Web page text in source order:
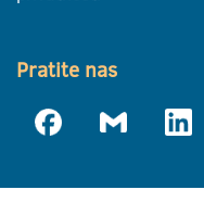
Pratite nas